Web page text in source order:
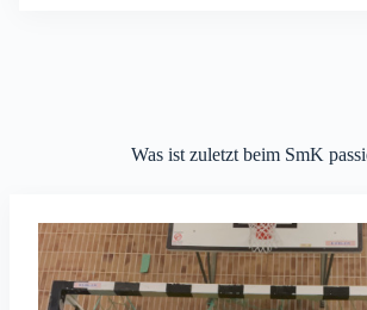
Was ist zuletzt beim SmK